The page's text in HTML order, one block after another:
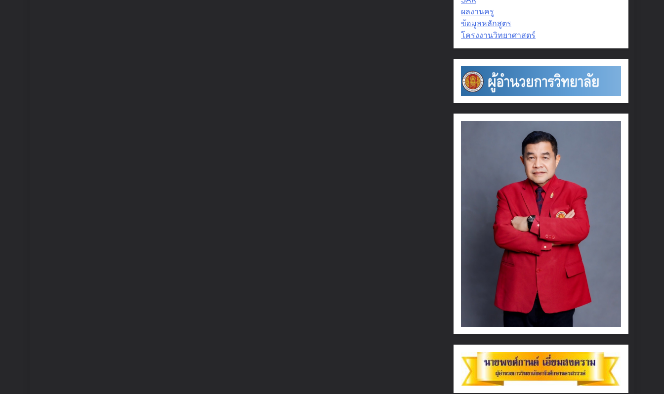
ผลงานครู
ข้อมูลหลักสูตร
โครงงานวิทยาศาสตร์